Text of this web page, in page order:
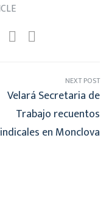
NEXT POST
Velará Secretaria de
Trabajo recuentos
en Monclova